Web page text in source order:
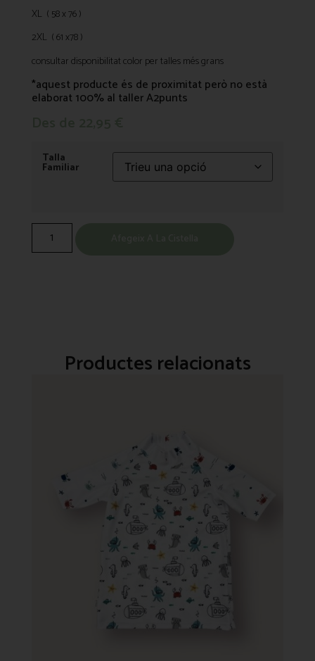
XL ( 58 x 76 )
2XL ( 61 x78 )
consultar disponibilitat color per talles més grans
*aquest producte és de proximitat però no està
elaborat 100% al taller A2punts
Talla
Familiar
Productes relacionats